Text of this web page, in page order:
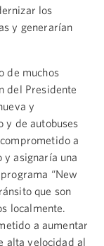
los
y generarían
de muchos
del Presidente
y
y de autobuses
a
asignaría una
“New
que son
localmente.
a aumentar
alta velocidad al